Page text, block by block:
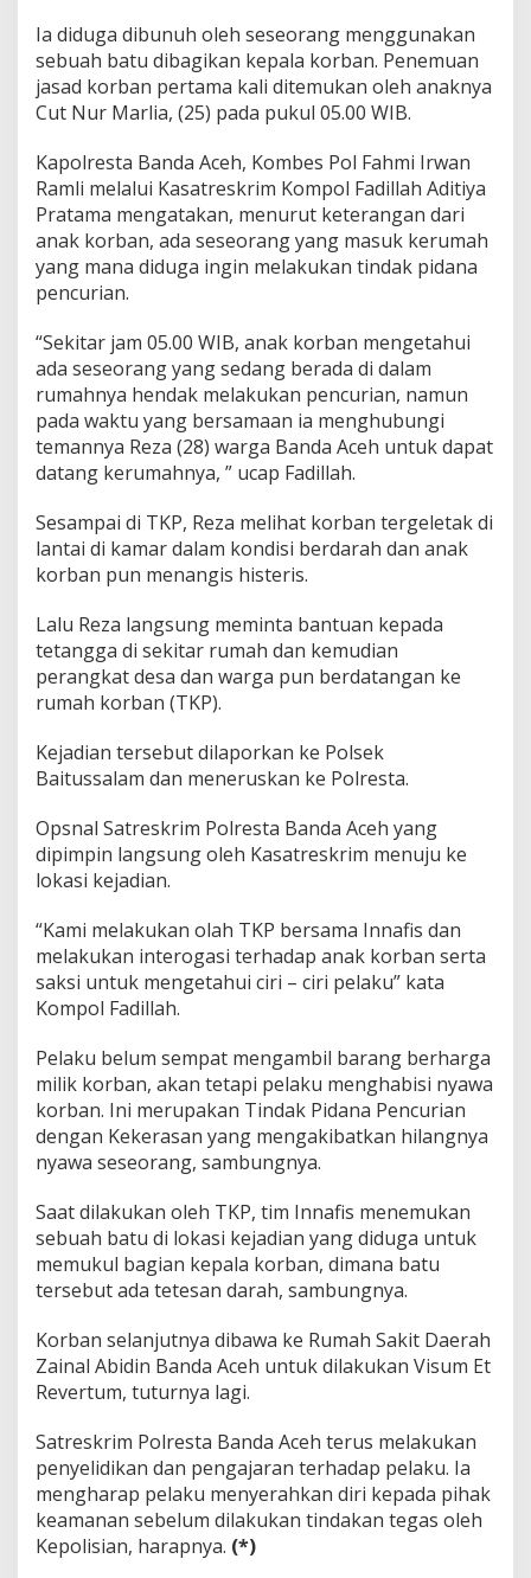
Ia diduga dibunuh oleh seseorang menggunakan
sebuah batu dibagikan kepala korban. Penemuan
jasad korban pertama kali ditemukan oleh anaknya
Cut Nur Marlia, (25) pada pukul 05.00 WIB.
Kapolresta Banda Aceh, Kombes Pol Fahmi Irwan
Ramli melalui Kasatreskrim Kompol Fadillah Aditiya
Pratama mengatakan, menurut keterangan dari
anak korban, ada seseorang yang masuk kerumah
yang mana diduga ingin melakukan tindak pidana
pencurian.
“Sekitar jam 05.00 WIB, anak korban mengetahui
ada seseorang yang sedang berada di dalam
rumahnya hendak melakukan pencurian, namun
pada waktu yang bersamaan ia menghubungi
temannya Reza (28) warga Banda Aceh untuk dapat
datang kerumahnya, ” ucap Fadillah.
Sesampai di TKP, Reza melihat korban tergeletak di
lantai di kamar dalam kondisi berdarah dan anak
korban pun menangis histeris.
Lalu Reza langsung meminta bantuan kepada
tetangga di sekitar rumah dan kemudian
perangkat desa dan warga pun berdatangan ke
rumah korban (TKP).
Kejadian tersebut dilaporkan ke Polsek
Baitussalam dan meneruskan ke Polresta.
Opsnal Satreskrim Polresta Banda Aceh yang
dipimpin langsung oleh Kasatreskrim menuju ke
lokasi kejadian.
“Kami melakukan olah TKP bersama Innafis dan
melakukan interogasi terhadap anak korban serta
saksi untuk mengetahui ciri – ciri pelaku” kata
Kompol Fadillah.
Pelaku belum sempat mengambil barang berharga
milik korban, akan tetapi pelaku menghabisi nyawa
korban. Ini merupakan Tindak Pidana Pencurian
dengan Kekerasan yang mengakibatkan hilangnya
nyawa seseorang, sambungnya.
Saat dilakukan oleh TKP, tim Innafis menemukan
sebuah batu di lokasi kejadian yang diduga untuk
memukul bagian kepala korban, dimana batu
tersebut ada tetesan darah, sambungnya.
Korban selanjutnya dibawa ke Rumah Sakit Daerah
Zainal Abidin Banda Aceh untuk dilakukan Visum Et
Revertum, tuturnya lagi.
Satreskrim Polresta Banda Aceh terus melakukan
penyelidikan dan pengajaran terhadap pelaku. Ia
mengharap pelaku menyerahkan diri kepada pihak
keamanan sebelum dilakukan tindakan tegas oleh
Kepolisian, harapnya. (*)